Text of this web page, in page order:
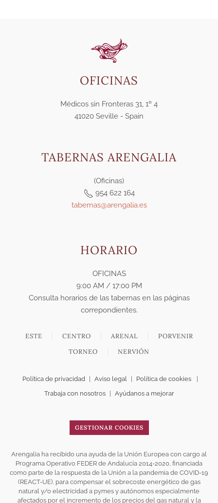
OFICINAS
Médicos sin Fronteras 31, 1º 4
41020 Seville - Spain
TABERNAS ARENGALIA
(Oficinas)
954 622 164
tabernas@arengalia.es
HORARIO
OFICINAS
9:00 AM / 17:00 PM
Consulta horarios de las tabernas en las páginas
correpondientes.
ESTE CENTRO ARENAL
PORVENIR
TORNEO
NERVIÓN
Política de privacidad Aviso legal Política de cookies
Trabaja con nosotros
Ayúdanos a mejorar
GESTIONAR COOKIES
Arengalia ha recibido una ayuda de la Unión Europea con cargo al
Programa Operativo FEDER de Andalucía 2014-2020, financiada
como parte de la respuesta de la Unión a la pandemia de COVID-19
(REACT-UE), para compensar el sobrecoste energético de gas
natural y/o electricidad a pymes y autónomos especialmente
afectados por el incremento de los precios del gas natural y la